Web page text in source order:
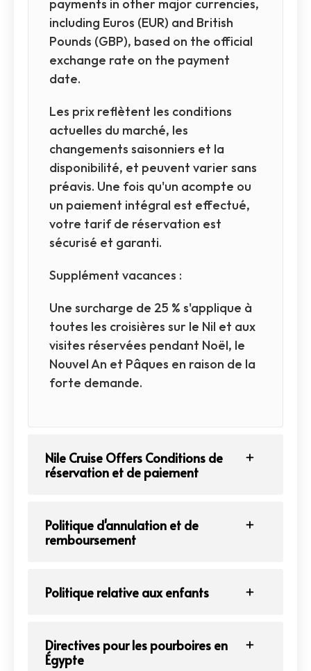
payments in other major currencies,
including Euros (EUR) and British
Pounds (GBP), based on the official
exchange rate on the payment
date.
Les prix reflètent les conditions
actuelles du marché, les
changements saisonniers et la
disponibilité, et peuvent varier sans
préavis. Une fois qu'un acompte ou
un paiement intégral est effectué,
votre tarif de réservation est
sécurisé et garanti.
Supplément vacances :
Une surcharge de 25 % s'applique à
toutes les croisières sur le Nil et aux
visites réservées pendant Noël, le
Nouvel An et Pâques en raison de la
forte demande.
Nile Cruise Offers Conditions de
réservation et de paiement
Politique d'annulation et de
remboursement
Politique relative aux enfants
Directives pour les pourboires en
Égypte